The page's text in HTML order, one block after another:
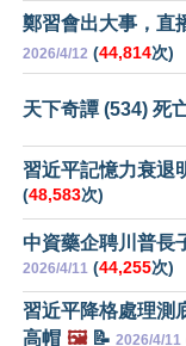
鄭習會出大事，直
2026/4/12 (44,814次)
天下奇譚 (534) 死
習近平記憶力衰退
(48,583次)
中資藥企聘川普長
2026/4/11 (44,255次)
習近平降格處理測
高帽 🖼️📝 2026/4/11